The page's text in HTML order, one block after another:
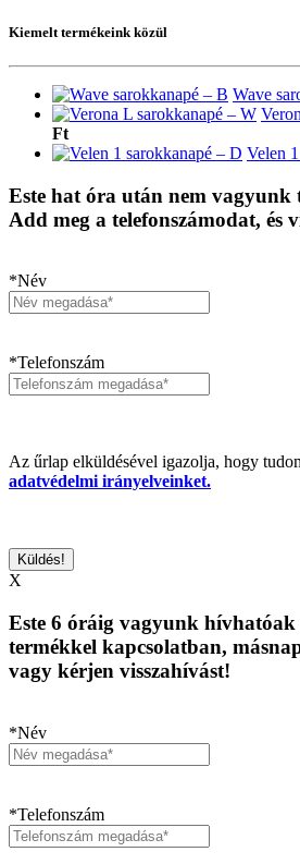
Kiemelt termékeink közül
Wave
Ft
Velen
Este hat óra után nem vagyunk
Add meg a telefonszámodat, és
*Név
*Telefonszám
Az űrlap elküldésével igazolja, hogy
adatvédelmi irányelveinket.
X
Este 6 óráig vagyunk hívhatóak
termékkel kapcsolatban,
vagy kérjen visszahívást!
*Név
*Telefonszám